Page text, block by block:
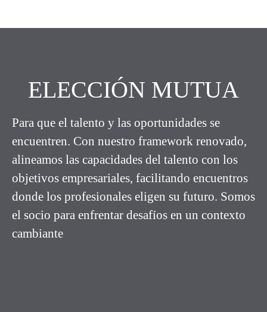
ELECCIÓN MUTUA
Para que el talento y las oportunidades se
encuentren. Con nuestro framework renovado,
alineamos las capacidades del talento con los
objetivos empresariales, facilitando encuentros
donde los profesionales eligen su futuro. Somos
el socio para enfrentar desafíos en un contexto
cambiante